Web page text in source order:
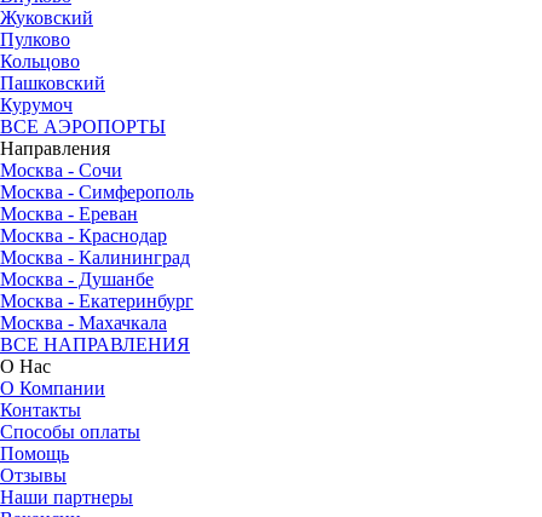
Жуковский
Пулково
Кольцово
Пашковский
Курумоч
ВСЕ АЭРОПОРТЫ
Направления
Москва - Сочи
Москва - Симферополь
Москва - Ереван
Москва - Краснодар
Москва - Калининград
Москва - Душанбе
Москва - Екатеринбург
Москва - Махачкала
ВСЕ НАПРАВЛЕНИЯ
О Нас
О Компании
Контакты
Способы оплаты
Помощь
Отзывы
Наши партнеры